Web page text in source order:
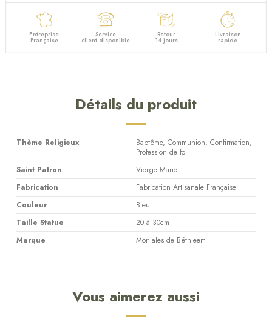
Entreprise
Française
Service
client disponible
Retour
14 jours
Livraison
rapide
Détails du produit
Thème Religieux
Baptême, Communion, Confirmation,
Profession de foi
Saint Patron
Vierge Marie
Fabrication
Fabrication Artisanale Française
Couleur
Bleu
Taille Statue
20 à 30cm
Marque
Moniales de Béthleem
Vous aimerez aussi